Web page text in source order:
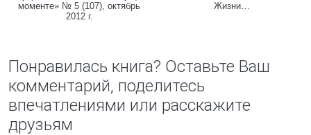
моменте» № 5 (107), октябрь
2012 г.
Жизни…
Понравилась книга? Оставьте Ваш
комментарий, поделитесь
впечатлениями или расскажите
друзьям